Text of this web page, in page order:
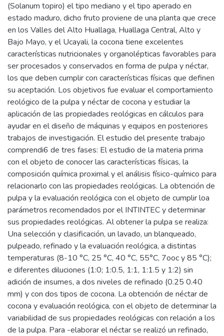
(Solanum topiro) el tipo mediano y el tipo aperado en
estado maduro, dicho fruto proviene de una planta que crece
en los Valles del Alto Huallaga, Huallaga Central, Alto y
Bajo Mayo, y el Ucayali, la cocona tiene excelentes
características nutricionales y organolépticas favorables para
ser procesados y conservados en forma de pulpa y néctar,
los que deben cumplir con características físicas que definen
su aceptación. Los objetivos fue evaluar el comportamiento
reológico de la pulpa y néctar de cocona y estudiar la
aplicación de las propiedades reológicas en cálculos para
ayudar en el diseño de máquinas y equipos en posteriores
trabajos de investigación. El estudio del presente trabajo
comprendi6 de tres fases: El estudio de la materia prima
con el objeto de conocer las características físicas, la
composición química proximal y el análisis físico-químico para
relacionarlo con las propiedades reológicas. La obtención de
pulpa y la evaluación reológica con el objeto de cumplir loa
parámetros recomendados por el INTINTEC y determinar
sus propiedades reológicas. Al obtener la pulpa se realiza:
Una selección y clasificación, un lavado, un blanqueado,
pulpeado, refinado y la evaluación reológica, a distintas
temperaturas (8-10 °C, 25 °C, 40 °C, 55°C, 7ooc y 85 °C);
e diferentes diluciones (1:0; 1:0.5, 1:1, 1:1.5 y 1:2) sin
adición de insumes, a dos niveles de refinado (0.25 0.40
mm) y con dos tipos de cocona. La obtención de néctar de
cocona y evaluación reológica, con el objeto de determinar la
variabilidad de sus propiedades reológicas con relación a los
de la pulpa. Para -elaborar el néctar se realizó un refinado,